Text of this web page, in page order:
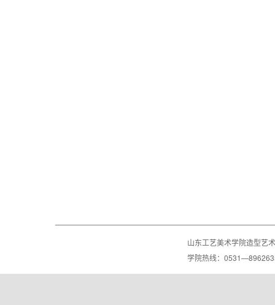
山东工艺美术学院造型艺
学院热线：